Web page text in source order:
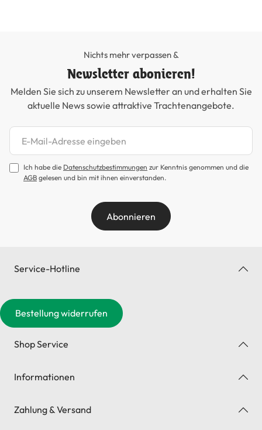
Nichts mehr verpassen &
Newsletter abonieren!
Melden Sie sich zu unserem Newsletter an und erhalten Sie
aktuelle News sowie attraktive Trachtenangebote.
Newsletter abonnieren
Ich habe die Datenschutzbestimmungen zur Kenntnis genommen und die
AGB gelesen und bin mit ihnen einverstanden.
Abonnieren
Service-Hotline
Bestellung widerrufen
Shop Service
Informationen
Zahlung & Versand